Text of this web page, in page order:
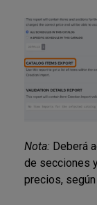
Nota: Deberá
de secciones
precios,